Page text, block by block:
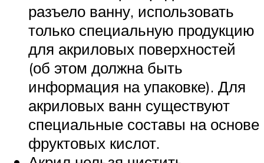
разъело ванну, использовать
только специальную продукцию
для акриловых поверхностей
(об этом должна быть
информация на упаковке). Для
акриловых ванн существуют
специальные составы на основе
фруктовых кислот.